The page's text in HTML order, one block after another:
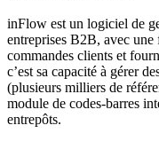
inFlow est un logiciel de
entreprises B2B, avec
commandes clients et
c’est sa capacité à gérer
(plusieurs milliers de
module de codes-barres
entrepôts.